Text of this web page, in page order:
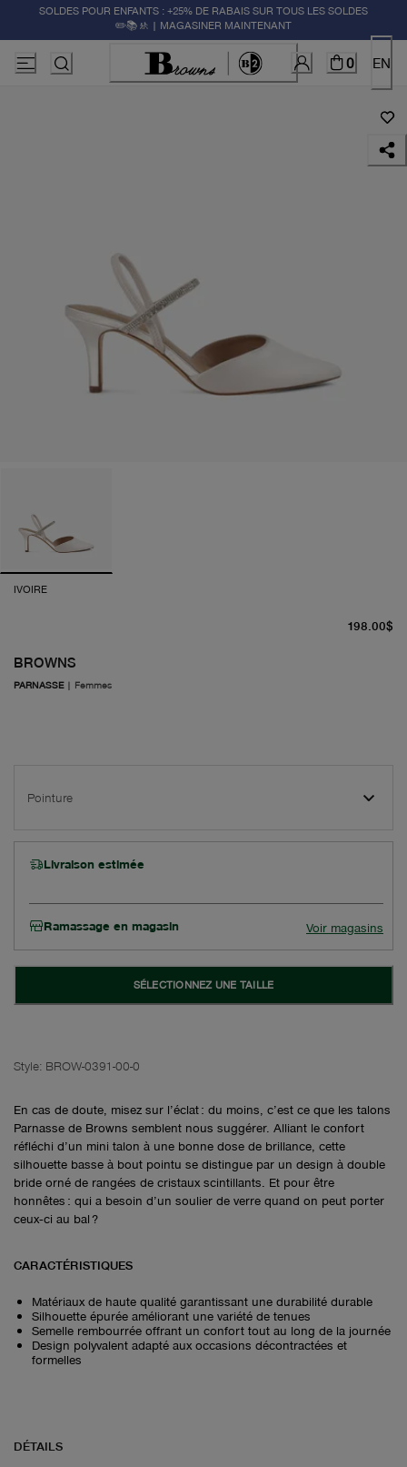
SOLDES POUR ENFANTS : +25% DE RABAIS SUR TOUS LES SOLDES
✏️📚🚸 | MAGASINER MAINTENANT
0 EN
IVOIRE
BROWNS
PARNASSE| Femmes
198.00$
Pointure
Livraison estimée
Ramassage en magasin Voir magasins
SÉLECTIONNEZ UNE TAILLE
Style: BROW-0391-00-0
En cas de doute, misez sur l’éclat : du moins, c’est ce que les talons
Parnasse de Browns semblent nous suggérer. Alliant le confort
réfléchi d’un mini talon à une bonne dose de brillance, cette
silhouette basse à bout pointu se distingue par un design à double
bride orné de rangées de cristaux scintillants. Et pour être
honnêtes : qui a besoin d’un soulier de verre quand on peut porter
ceux‑ci au bal ?
CARACTÉRISTIQUES
Matériaux de haute qualité garantissant une durabilité durable
Silhouette épurée améliorant une variété de tenues
Semelle rembourrée offrant un confort tout au long de la journée
Design polyvalent adapté aux occasions décontractées et
formelles
DÉTAILS